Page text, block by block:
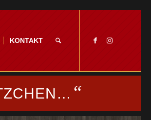
KONTAKT
“